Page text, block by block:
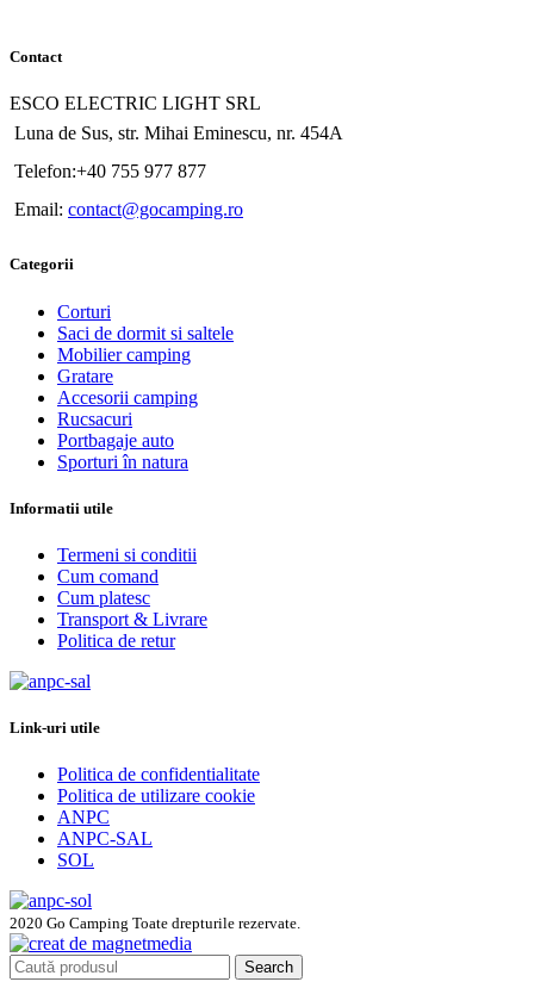
Contact
ESCO ELECTRIC LIGHT SRL
Luna de Sus, str. Mihai Eminescu, nr. 454A
Telefon:+40 755 977 877
Email: contact@gocamping.ro
Categorii
Corturi
Saci de dormit si saltele
Mobilier camping
Gratare
Accesorii camping
Rucsacuri
Portbagaje auto
Sporturi în natura
Informatii utile
Termeni si conditii
Cum comand
Cum platesc
Transport & Livrare
Politica de retur
Link-uri utile
Politica de confidentialitate
Politica de utilizare cookie
ANPC
ANPC-SAL
SOL
2020 Go Camping Toate drepturile rezervate.
Search